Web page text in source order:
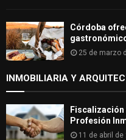
Córdoba
25 de marzo
INMOBILIARIA Y
Profesión
11 de abril de